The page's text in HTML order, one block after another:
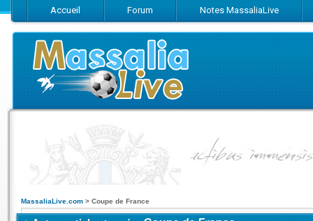
Accueil Forum Notes MassaliaLive
Suivez-nous sur Facebook
Suivez-nous sur Twitter
Abonnez-
MassaliaLive.com > Coupe de France